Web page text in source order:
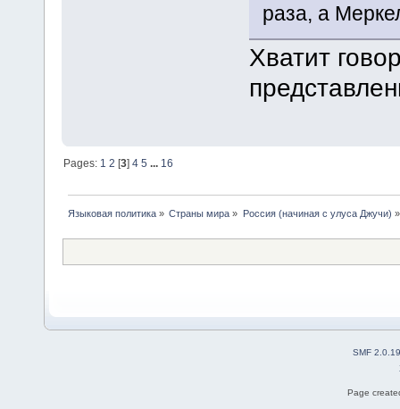
раза, а
Хватит
Pages: 1 2 [3]4 5 ... 16
Языковая политика» Страны мира » Россия (начиная с улуса Джучи) »
SMF 2.0.19
Page